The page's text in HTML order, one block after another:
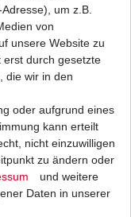
bei Abholung in
(
Bitte
Termin
um z.B.
von
unsere Website zu
durch gesetzte
die wir in den
oder aufgrund eines
kann erteilt
nicht einzuwilligen
zu ändern oder
und weitere
Daten in unserer